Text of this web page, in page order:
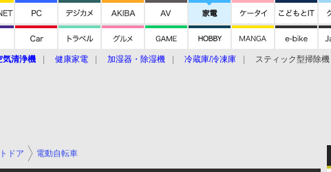
気清浄機 健康家電 加湿器・除湿機 冷蔵庫/冷凍庫 スティック型掃除機
ドア 電動自転車